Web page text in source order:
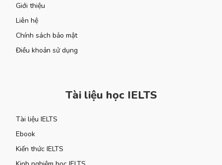
Giới thiệu
Liên hệ
Chính sách bảo mật
Điều khoản sử dụng
Tài liệu học IELTS
Tài liệu IELTS
Ebook
Kiến thức IELTS